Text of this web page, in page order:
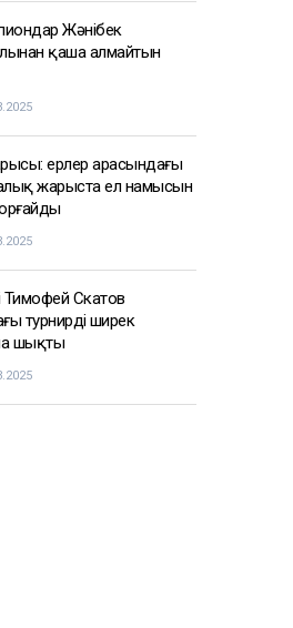
Жәнібек
қаша алмайтын
ерлер арасындағы
жарыста ел намысын
Тимофей Скатов
турнирдің ширек
шықты